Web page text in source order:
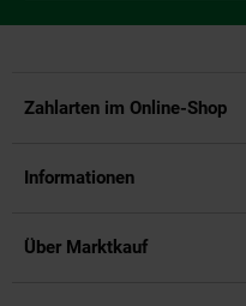
Zahlarten im Online-Shop
Informationen
Über Marktkauf